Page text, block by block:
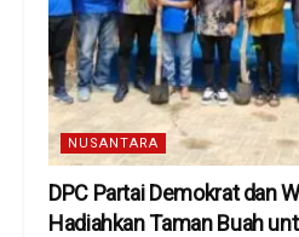
NUSANTARA
DPC Partai Demokrat dan
Hadiahkan Taman Buah